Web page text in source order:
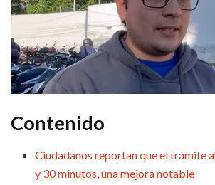
Contenido
Ciudadanos reportan que el trámite
y 30 minutos, una mejora notable